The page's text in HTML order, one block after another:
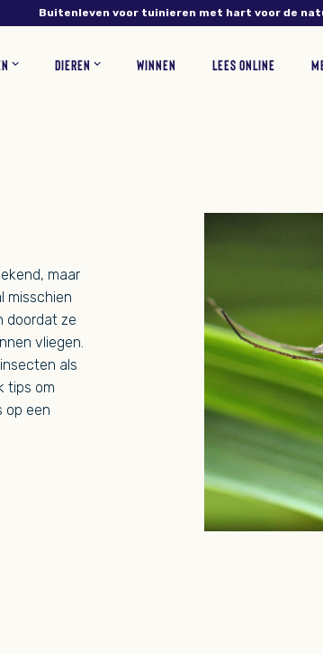
Buitenleven voor tuinieren met hart voor de
DIEREN
WINNEN LEES ONLINE
maar
misschien
doordat ze
vliegen.
als
tips om
op een